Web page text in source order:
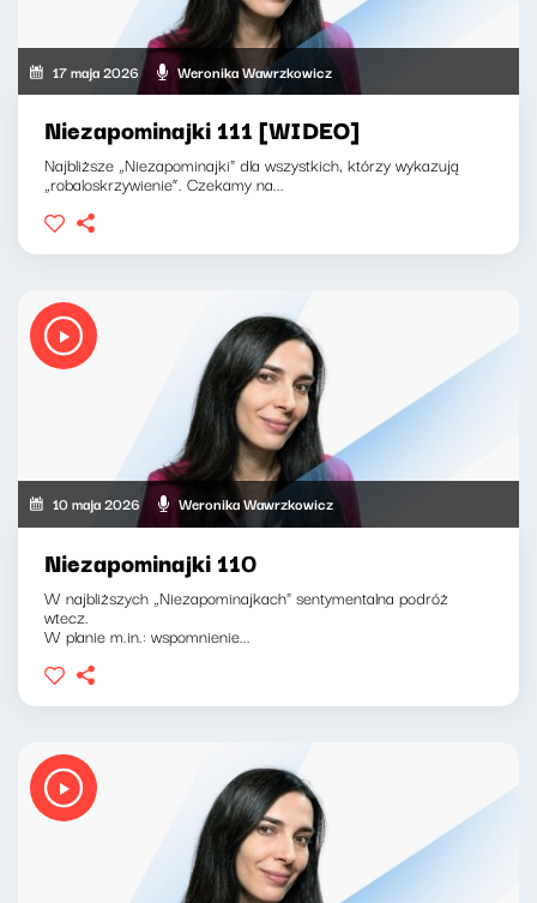
17 maja 2026 Weronika Wawrzkowicz
Niezapominajki 111 [WIDEO]
Najbliższe „Niezapominajki" dla wszystkich, którzy wykazują
„robaloskrzywienie”. Czekamy na...
10 maja 2026 Weronika Wawrzkowicz
Niezapominajki 110
W najbliższych „Niezapominajkach" sentymentalna podróż
wtecz.
W planie m.in.: wspomnienie...